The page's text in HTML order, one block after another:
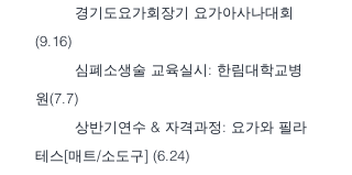
경기도요가회장기 요가아사나대회
(9.16)
심폐소생술 교육실시: 한림대학교병
원(7.7)
상반기연수 & 자격과정: 요가와 필라
테스[매트/소도구] (6.24)